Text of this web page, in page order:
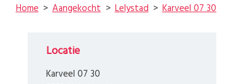
Home Aangekocht Lelystad Karveel 07 30
Locatie
Karveel 07 30